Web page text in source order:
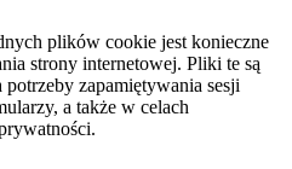
plików cookie jest konieczne
strony internetowej. Pliki te są
zapamiętywania sesji
a także w celach